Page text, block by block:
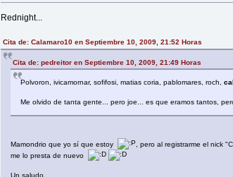
Rednight...
Cita de: Calamaro10 en Septiembre 10, 2009, 21:52 Horas
Cita de: pedreitor en Septiembre 10, 2009, 21:49 Horas
Polvoron, ivicamornar, sofifosi, matias coria, pablomares, roch,
Me olvido de tanta gente... pero joe... es que eramos tantos,
Mamondrio que yo sí que estoy
, pero al registrarme el nick
me lo presta de nuevo
Un saludo.